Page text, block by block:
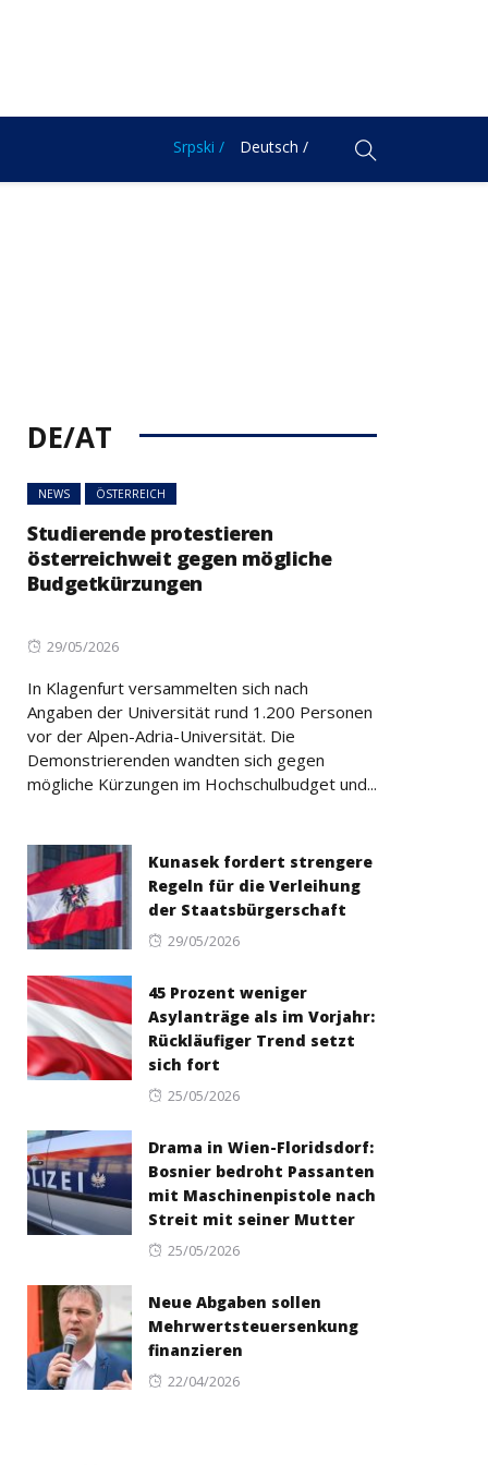
Srpski / Deutsch /
DE/AT
NEWS ÖSTERREICH
Studierende protestieren
österreichweit gegen mögliche
Budgetkürzungen
Posted
29/05/2026
In Klagenfurt versammelten sich nach
Angaben der Universität rund 1.200 Personen
vor der Alpen-Adria-Universität. Die
Demonstrierenden wandten sich gegen
mögliche Kürzungen im Hochschulbudget und...
Kunasek fordert strengere
Regeln für die Verleihung
der Staatsbürgerschaft
Posted
29/05/2026
45 Prozent weniger
Asylanträge als im Vorjahr:
Rückläufiger Trend setzt
sich fort
Posted
25/05/2026
Drama in Wien-Floridsdorf:
Bosnier bedroht Passanten
mit Maschinenpistole nach
Streit mit seiner Mutter
Posted
25/05/2026
Neue Abgaben sollen
Mehrwertsteuersenkung
finanzieren
Posted
22/04/2026